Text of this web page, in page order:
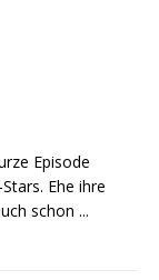
Episode
Ehe ihre
schon ...